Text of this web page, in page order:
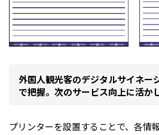
外国人観光客のデジタルサイネー
で把握。次のサービス向上に活か
プリンターを設置することで、各情